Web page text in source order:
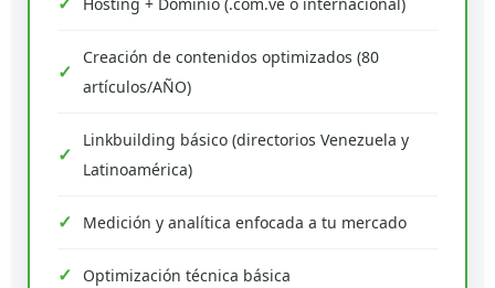
Hosting + Dominio (.com.ve o internacional)
Creación de contenidos optimizados (80
artículos/AÑO)
Linkbuilding básico (directorios Venezuela y
Latinoamérica)
Medición y analítica enfocada a tu mercado
Optimización técnica básica